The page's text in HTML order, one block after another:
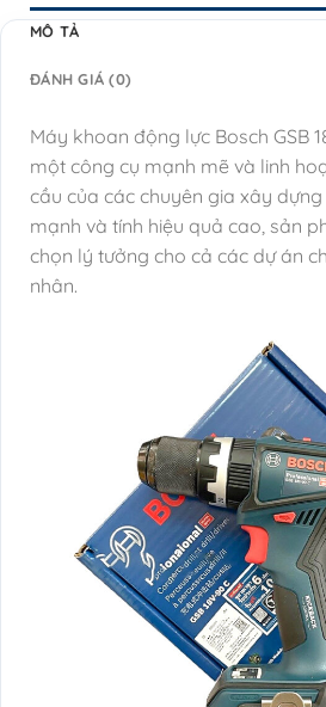
MÔ TẢ
ĐÁNH GIÁ (0)
Máy khoan động lực Bosch GSB
một công cụ mạnh mẽ và linh
cầu của các chuyên gia xây
mạnh và tính hiệu quả cao, sản
chọn lý tưởng cho cả các dự án
nhân.